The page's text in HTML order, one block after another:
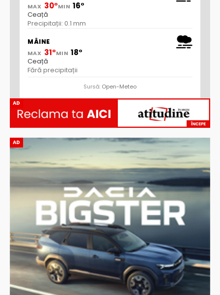
AD
AD
MAX 30°MIN 16°
Ceață
Precipitații: 0.1 mm
MÂINE
MAX 31°MIN 18°
Ceață
Fără precipitații
Sursă: Open-Meteo